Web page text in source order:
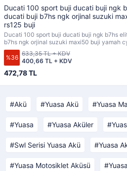
Ducati 100 sport buji ducati buji ngk b7hs elite 250 buji
ducati buji b7hs ngk orjinal suzuki
rs125 buji
Ducati 100 sport buji ducati buji ngk b7hs elite 250 buji gtl 350 ducati buji
b7hs ngk orjinal suzuki maxi50 buji yamah
%36
472,78 TL
400,66 TL + KDV
633,35 TL + KDV
Akü Yuasa Akü Yuasa
Yuasa Yuasa Aküler
Swl Serisi Yuasa Akü Yuasa
Yuasa Motosiklet Aküsü